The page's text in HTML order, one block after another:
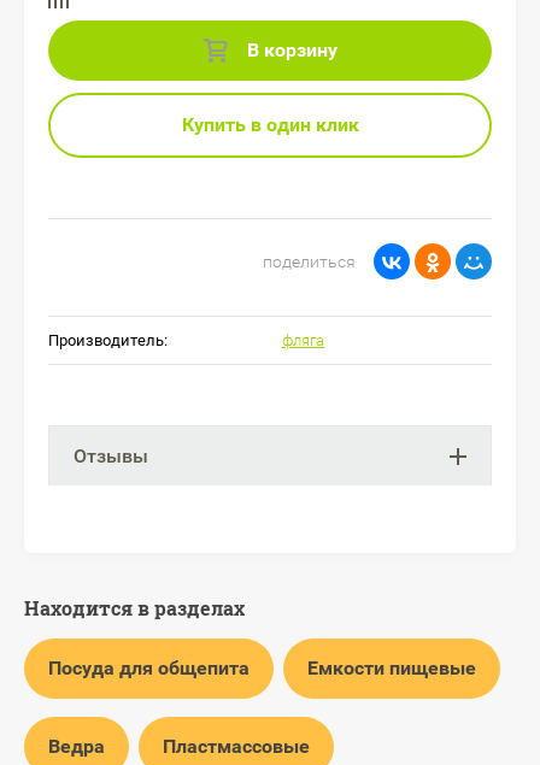
В корзину
Купить в один клик
поделиться
Производитель: фляга
Отзывы
Находится в разделах
Посуда для общепита Емкости пищевые
Ведра Пластмассовые